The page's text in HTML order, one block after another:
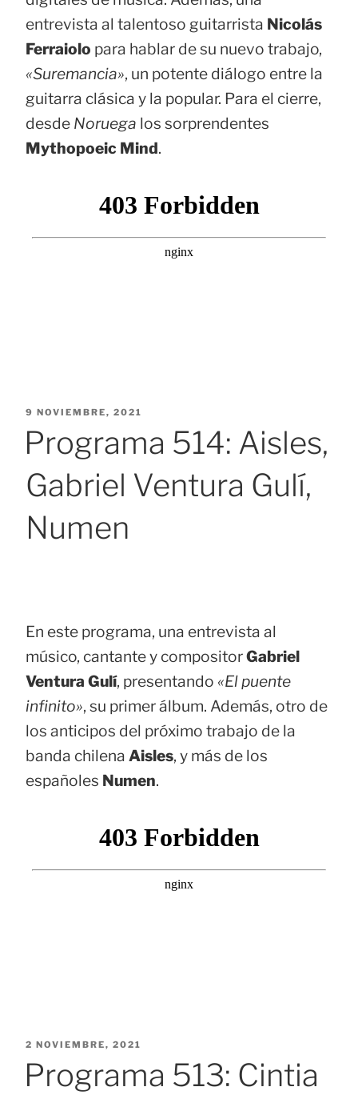
entrevista al talentoso guitarrista Nicolás
Ferraiolo para hablar de su nuevo trabajo,
«Suremancia», un potente diálogo entre la
guitarra clásica y la popular. Para el cierre,
desde Noruega los sorprendentes
Mythopoeic Mind.
PUBLICADO
9 NOVIEMBRE, 2021
Programa 514: Aisles,
Gabriel Ventura Gulí,
Numen
En este programa, una entrevista al
músico, cantante y compositorGabriel
Ventura Gulí, presentando «El puente
infinito», su primer álbum. Además, otro de
los anticipos del próximo trabajo de la
banda chilena Aisles, y más de los
españoles Numen.
PUBLICADO
2 NOVIEMBRE, 2021
Programa 513: Cintia